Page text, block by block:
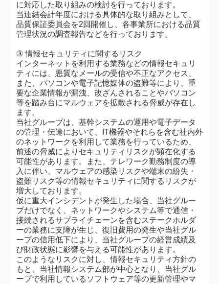
に対応した取り組みの検討を行っております。
当連結会計年度における具体的な取り組みとして、
品質保証委員会を2回開催し、各事業所における品質
管理状況の調査報告などを行っております。
③ 情報セキュリティに関するリスク
インターネットを利用する業務などの情報セキュリ
ティには、悪質なメールの受信や不正なアクセス、
また、パソコンや電子記憶媒体の盗難等により、重
要な企業情報が漏洩、改ざんされることやパソコン
等を踏み台にマルウェアを拡散される脅威が存在し
ます。
当社グループは、基幹システムの運用や電子データ
の管理・伝達において、IT機器やそれらを含む社内外
のネットワークを利用して業務を行っているため、
前述の脅威によりセキュリティリスクが顕在化する
可能性があります。また、テレワーク勤務制度の導
入に伴い、マルウェアの感染リスクや端末の紛失・
盗難リスク等の情報セキュリティに関するリスクが
増大しております。
仮に重大インシデントが発生した場合、当社グルー
プだけでなく、ネットワークやシステム等で通信・
接続されるサプライチェーンを含むステークホルダ
ーの業務に支障が生じ、復旧費用の発生や当社グル
ープの信用低下により、当社グループの経営成績及
び財政状態に影響を与える可能性があります。
このようなリスクに対し、情報セキュリティ方針の
もと、当社情報システム部が中心となり、当社グル
ープで利用しているソフトウェア等の更新管理やマ